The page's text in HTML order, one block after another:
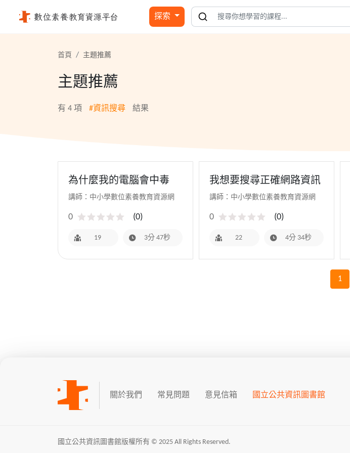
探索
首頁 主題推薦
主題推薦
有 4 項 #資訊搜尋 結果
為什麼我的電腦會中毒
講師：中小學數位素養教育資源網
0 (0)
19 3分 47秒
我想要搜尋正確網路資訊
講師：中小學數位素養教育資源網
0 (0)
22 4分 34秒
1
關於我們 常見問題 意見信箱 國立公共資訊圖書館
國立公共資訊圖書館版權所有 © 2025 All Rights Reserved.